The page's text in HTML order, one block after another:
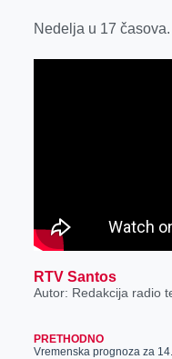
Nedelja u 17 časova.
RTV Santos
Autor: Redakcija radio
PRETHODNO
Vremenska prognoza za